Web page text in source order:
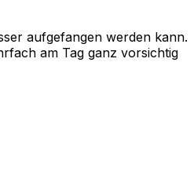
aufgefangen werden kann.
am Tag ganz vorsichtig